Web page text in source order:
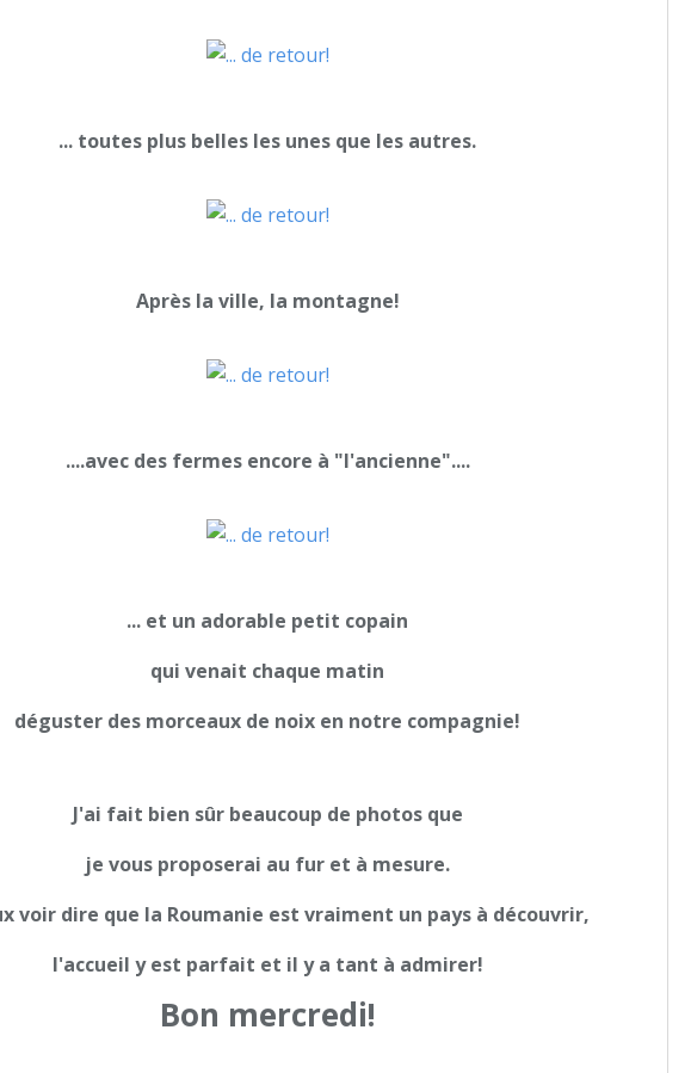
... toutes plus belles les unes que les autres.
Après la ville, la montagne!
....avec des fermes encore à "l'ancienne"....
... et un adorable petit copain
qui venait chaque matin
déguster des morceaux de noix en notre compagnie!
J'ai fait bien sûr beaucoup de photos que
je vous proposerai au fur et à mesure.
voir dire que la Roumanie est vraiment un pays à découvrir,
l'accueil y est parfait et il y a tant à admirer!
Bon mercredi!